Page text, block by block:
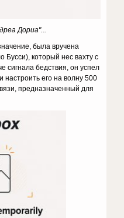
Дориа"...
была вручена
Бусси), который нес вахту с
сигнала бедствия, он успел
настроить его на волну 500
предназначенный для